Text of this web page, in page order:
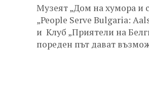
Музеят „Дом на хумора и
„People Serve Bulgaria:
и Клуб „Приятели на
пореден път дават